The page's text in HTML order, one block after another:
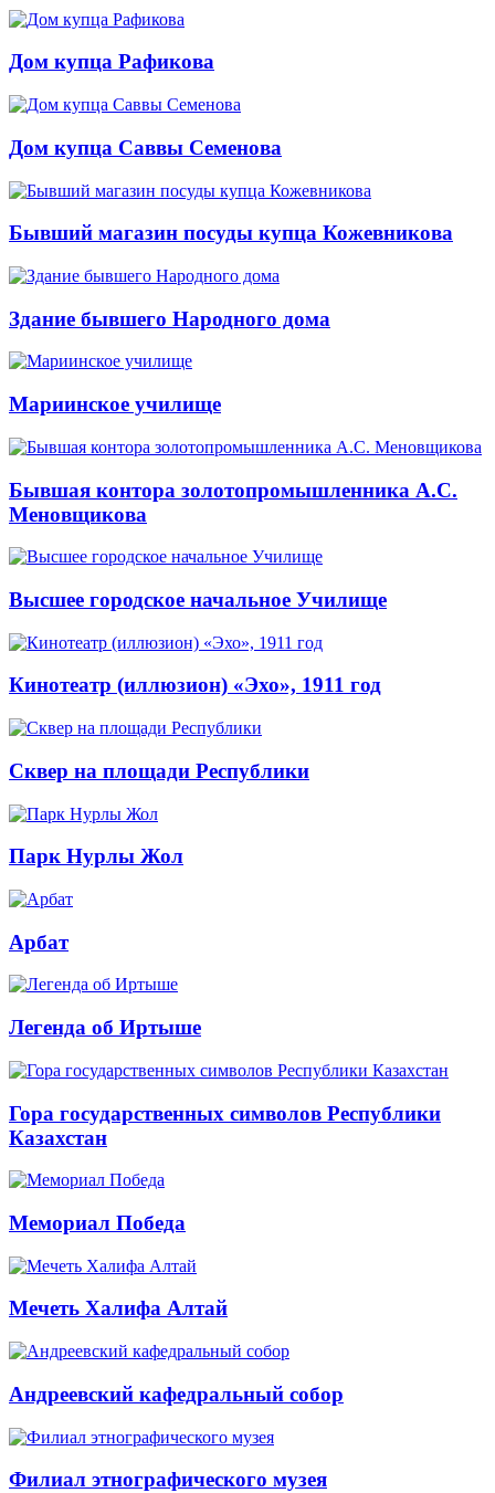
Дом купца Рафикова
Дом купца Саввы Семенова
Бывший магазин посуды купца Кожевникова
Здание бывшего Народного дома
Мариинское училище
Бывшая контора золотопромышленника А.С.
Меновщикова
Высшее городское начальное Училище
Кинотеатр (иллюзион) «Эхо», 1911 год
Сквер на площади Республики
Парк Нурлы Жол
Арбат
Легенда об Иртыше
Гора государственных символов Республики
Казахстан
Мемориал Победа
Мечеть Халифа Алтай
Андреевский кафедральный собор
Филиал этнографического музея